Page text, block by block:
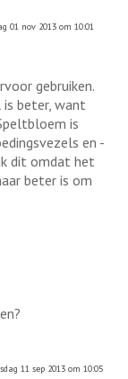
01 nov 2013 om 10:01
gebruiken.
beter, want
is
en -
dit omdat het
beter is om
11 sep 2013 om 10:05